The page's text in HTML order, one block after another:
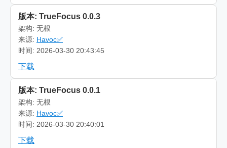
版本: TrueFocus 0.0.3
架构: 无根
来源: Havoc✅
时间: 2026-03-30 20:43:45
下载
版本: TrueFocus 0.0.1
架构: 无根
来源: Havoc✅
时间: 2026-03-30 20:40:01
下载